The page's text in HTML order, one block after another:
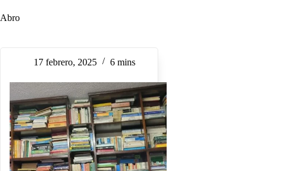
Abro
17 febrero, 2025 6 mins